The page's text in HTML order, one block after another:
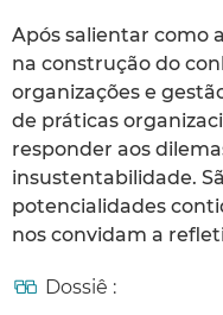
Após salientar como
na construção do
organizações e
de práticas
responder aos
insustentabilidade.
potencialidades
nos convidam a
Dossiê :